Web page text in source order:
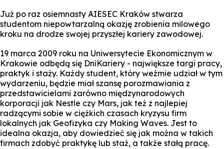
Student
Zapisz się na studia
Już po raz osiemnasty AIESEC Kraków stwarza
studentom niepowtarzalną okazję zrobienia milowego
kroku na drodze swojej przyszłej kariery zawodowej.
19 marca 2009 roku na Uniwersytecie Ekonomicznym w
Krakowie odbędą się DniKariery - największe targi pracy,
praktyk i staży. Każdy student, który weźmie udział w tym
wydarzeniu, będzie miał szansę porozmawiania z
przedstawicielami zarówno międzynarodowych
korporacji jak Nestle czy Mars, jak też z najlepiej
radzącymi sobie w ciężkich czasach kryzysu firm
lokalnych jak Geofizyka czy Making Waves. Jest to
idealna okazja, aby dowiedzieć się jak można w takich
firmach zdobyć praktykę lub staż, a także stałą pracę.